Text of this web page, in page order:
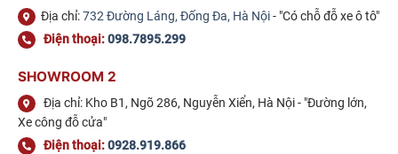
Địa chỉ:732 Đường Láng, Đống Đa, Hà Nội- "Có chỗ đỗ xe ô tô"
Điện thoại:098.7895.299
SHOWROOM 2
Địa chỉ: Kho B1, Ngõ 286, Nguyễn Xiển, Hà Nội - "Đường lớn,
Xe công đỗ cửa"
Điện thoại:0928.919.866